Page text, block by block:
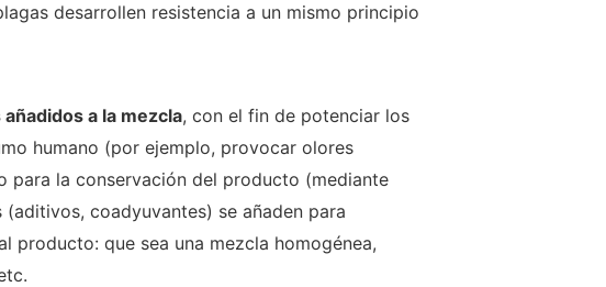
desarrollen resistencia a un mismo principio
a la mezcla, con el fin de potenciar los
humano (por ejemplo, provocar olores
para la conservación del producto (mediante
coadyuvantes) se añaden para
producto: que sea una mezcla homogénea,